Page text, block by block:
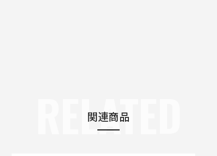
関連商品
RELATED